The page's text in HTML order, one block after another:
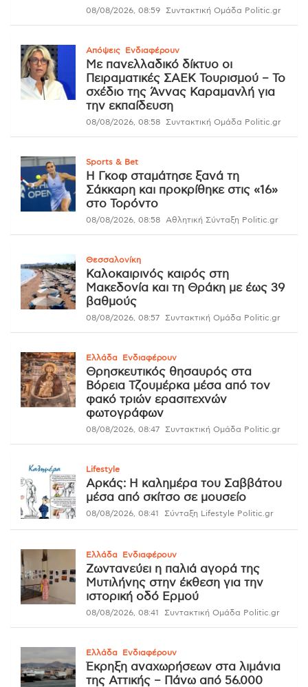
08/08/2026, 08:59 Συντακτική Ομάδα Politic.gr
Απόψεις Ενδιαφέρουν
Με πανελλαδικό δίκτυο οι
Πειραματικές ΣΑΕΚ Τουρισμού – Το
σχέδιο της Άννας Καραμανλή για
την εκπαίδευση
08/08/2026, 08:58 Συντακτική Ομάδα Politic.gr
Sports & Bet
Η Γκοφ σταμάτησε ξανά τη
Σάκκαρη και προκρίθηκε στις «16»
στο Τορόντο
08/08/2026, 08:58 Αθλητική Σύνταξη Politic.gr
Θεσσαλονίκη
Καλοκαιρινός καιρός στη
Μακεδονία και τη Θράκη με έως 39
βαθμούς
08/08/2026, 08:57 Συντακτική Ομάδα Politic.gr
Ελλάδα Ενδιαφέρουν
Θρησκευτικός θησαυρός στα
Βόρεια Τζουμέρκα μέσα από τον
φακό τριών ερασιτεχνών
φωτογράφων
08/08/2026, 08:47 Συντακτική Ομάδα Politic.gr
Lifestyle
Αρκάς: Η καλημέρα του Σαββάτου
μέσα από σκίτσο σε μουσείο
08/08/2026, 08:41 Σύνταξη Lifestyle Politic.gr
Ελλάδα Ενδιαφέρουν
Ζωντανεύει η παλιά αγορά της
Μυτιλήνης στην έκθεση για την
ιστορική οδό Ερμού
08/08/2026, 08:41 Συντακτική Ομάδα Politic.gr
Ελλάδα Ενδιαφέρουν
Έκρηξη αναχωρήσεων στα λιμάνια
της Αττικής – Πάνω από 56.000